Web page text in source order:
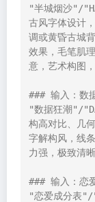
"半城烟沙"/
古风字体设计
调或黄昏古城
效果，毛笔肌
意，艺术构图
### 输入：数
"数据狂潮"/
构高对比、几
字解构风，线
力强，极致清
### 输入：恋
"恋爱成分表"/